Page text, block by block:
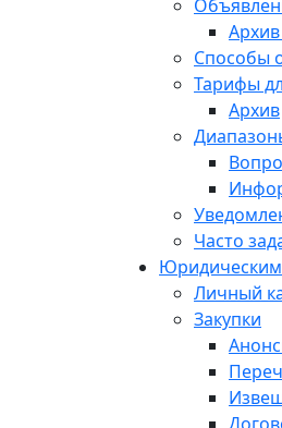
Способы
Тарифы
Архив
Часто
Личный
Закупки